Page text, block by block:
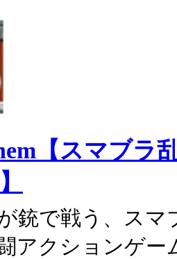
【スマブラ
銃で戦う、スマ
アクションゲー